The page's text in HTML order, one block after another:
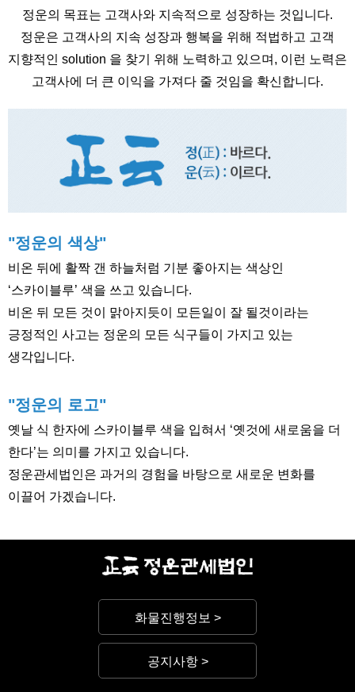
정운의 목표는 고객사와 지속적으로 성장하는 것입니다.
정운은 고객사의 지속 성장과 행복을 위해 적법하고 고객
지향적인 solution 을 찾기 위해 노력하고 있으며, 이런 노력은
고객사에 더 큰 이익을 가져다 줄 것임을 확신합니다.
"정운의 색상"
비온 뒤에 활짝 갠 하늘처럼 기분 좋아지는 색상인
‘스카이블루’ 색을 쓰고 있습니다.
비온 뒤 모든 것이 맑아지듯이 모든일이 잘 될것이라는
긍정적인 사고는 정운의 모든 식구들이 가지고 있는
생각입니다.
"정운의 로고"
옛날 식 한자에 스카이블루 색을 입혀서 ‘옛것에 새로움을 더
한다’는 의미를 가지고 있습니다.
정운관세법인은 과거의 경험을 바탕으로 새로운 변화를
이끌어 가겠습니다.
화물진행정보 >
공지사항 >